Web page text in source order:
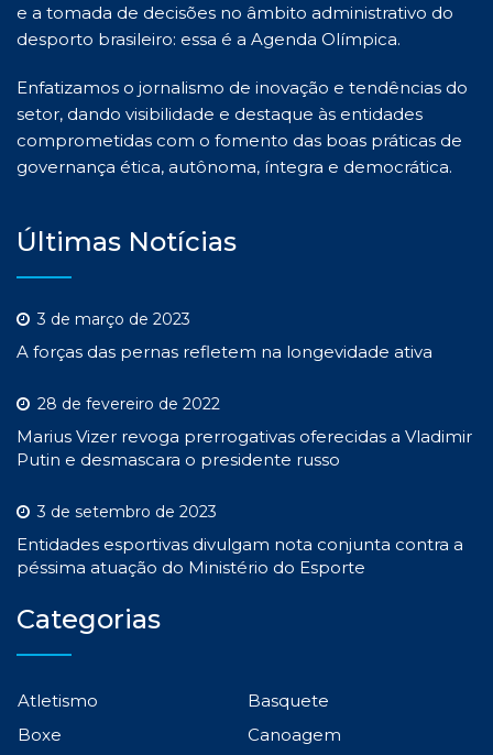
e a tomada de decisões no âmbito administrativo do
desporto brasileiro: essa é a Agenda Olímpica.
Enfatizamos o jornalismo de inovação e tendências do
setor, dando visibilidade e destaque às entidades
comprometidas com o fomento das boas práticas de
governança ética, autônoma, íntegra e democrática.
Últimas Notícias
3 de março de 2023
A forças das pernas refletem na longevidade ativa
28 de fevereiro de 2022
Marius Vizer revoga prerrogativas oferecidas a Vladimir
Putin e desmascara o presidente russo
3 de setembro de 2023
Entidades esportivas divulgam nota conjunta contra a
péssima atuação do Ministério do Esporte
Categorias
Atletismo
Basquete
Boxe
Canoagem